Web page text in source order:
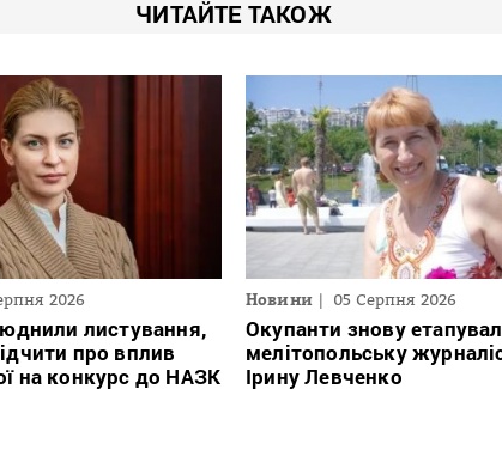
ЧИТАЙТЕ ТАКОЖ
2026
листування,
про вплив
на конкурс до НАЗК
Новини 05 Серпня 2026
Окупанти знову
мелітопольську
Ірину Левченко